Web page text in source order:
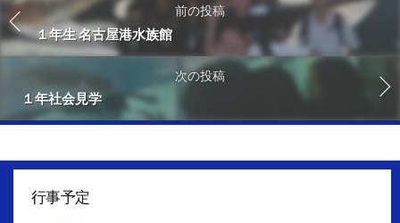
前の投稿
１年生 名古屋港水族館
次の投稿
１年社会見学
行事予定